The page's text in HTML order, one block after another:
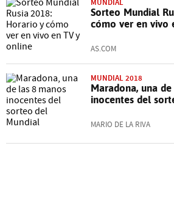
Sorteo Mundial
cómo ver en vivo
AS.COM
MUNDIAL 2018
Maradona, una
inocentes del
MARIO DE LA RIVA